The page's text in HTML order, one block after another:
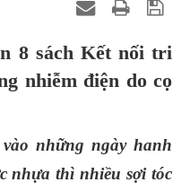
8 sách Kết nối tri
nhiễm điện do cọ
những ngày hanh
nhựa thì nhiều sợi tóc